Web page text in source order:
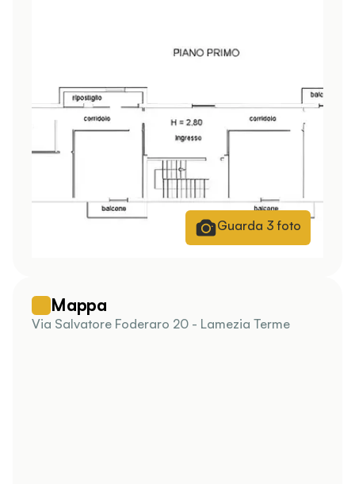
Guarda 3 foto
Mappa
Via Salvatore Foderaro 20 - Lamezia Terme